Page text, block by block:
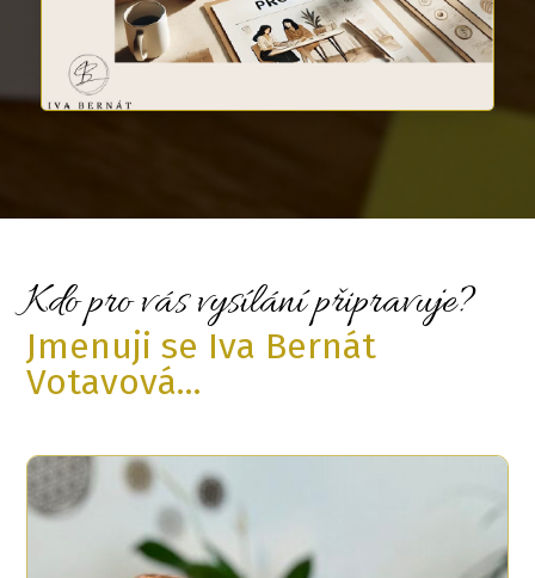
Kdo pro vás vysílání připravuje?
Jmenuji se Iva Bernát
Votavová...